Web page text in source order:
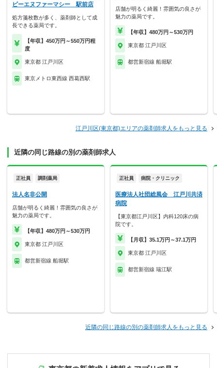
ビーエヌファーマシー 駅前店
処方箋枚数が多く、薬剤師として成
長できる薬局です。
【年収】450万円～550万円程
度
東京都 江戸川区
東京メトロ東西線 西葛西駅
店舗が明るく綺麗！雰囲気の良さが
魅力の薬局です。
【年収】480万円～530万円
東京都 江戸川区
都営新宿線 船堀駅
江戸川区(東京都)エリアの薬剤師求人をもっと見る
近隣の同じ路線の別の薬剤師求人
正社員 調剤薬局
法人名非公開
店舗が明るく綺麗！雰囲気の良さが
魅力の薬局です。
【年収】480万円～530万円
東京都 江戸川区
都営新宿線 船堀駅
正社員 病院・クリニック
医療法人社団総風会 江戸川共済
病院
【東京都江戸川区】内科120床の病
院です。
【月収】35.1万円～37.1万円
東京都 江戸川区
都営新宿線 瑞江駅
近隣の同じ路線の別の薬剤師求人をもっと見る